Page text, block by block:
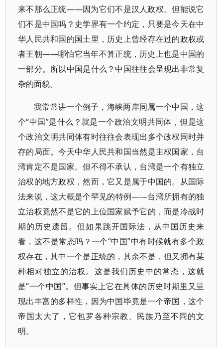
来不那么正统——因为它们不是汉人政权。但能说它
们不是中国吗？史学界有一个约定，只要是今天在中
华人民共和国的国土里，历史上曾经存在过的政权或
者王朝——哪怕它当年不算正统，历史上也是中国的
一部分。所以中国是什么？中国往往会呈现出非常复
杂的面貌。
我常常讲一个例子，海峡两岸同属一个中国，这
个“中国”是什么？就是一个政治文明共同体，但是这
个政治文明共同体有时往往会表现出多个政权同时并
存的局面。今天中华人民共和国当然是主权国家，台
湾肯定不是国家。但不得不承认，台湾是一个有独立
治权的地方政权，然而，它又是属于中国的。从国际
法来说，这大概是个罕见的特例——台湾所拥有的独
立治权竟然不是它的上位国家赋予它的，而是冷战时
期的历史遗留。但如果跳开国际法，从中国历史来
看，这不是常态吗？一个“中国”中有时候就有多个政
权存在，其中一个是正统的，其余不是，但又拥有某
种相对独立的治权。这是我们历史中的常态，这就
是“一个中国”。但事实上它在具体的历史时期里又呈
现出丰富的多样性，因为中国毕竟是一个帝国，这个
帝国太大了，它包罗各种宗教、民族乃至不同的文
明。